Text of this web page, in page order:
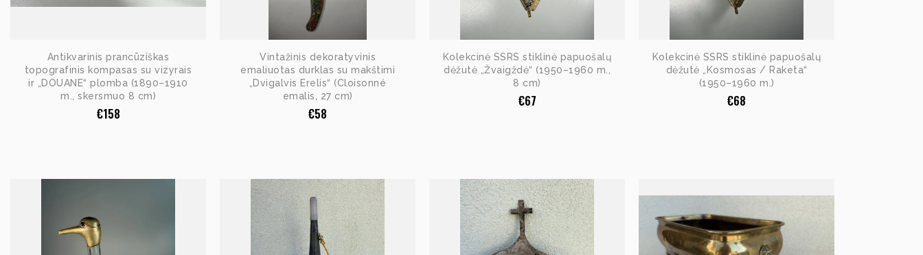
Antikvarinis prancūziškas
topografinis kompasas su vizyrais
ir „DOUANE“ plomba (1890–1910
m., skersmuo 8 cm)
€158
Vintažinis dekoratyvinis
emaliuotas durklas su makštimi
„Dvigalvis Erelis“ (Cloisonné
emalis, 27 cm)
€58
Kolekcinė SSRS stiklinė papuošalų
dėžutė „Žvaigždė“ (1950–1960 m.,
8 cm)
€67
Kolekcinė SSRS stiklinė papuošalų
dėžutė „Kosmosas / Raketa“
(1950–1960 m.)
€68